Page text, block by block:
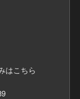
はこちら